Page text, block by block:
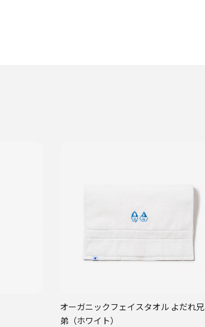
オーガニックフェイスタオル よだれ兄
弟（ホワイト）